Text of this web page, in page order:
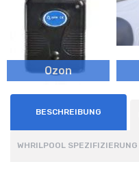
Ozon
BESCHREIBUNG
WHRILPOOL SPEZIFIZIERUNG